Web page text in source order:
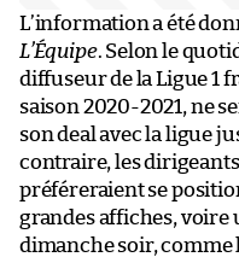
L’information a été
L’Équipe. Selon le
diffuseur de la Ligue 1
saison 2020-2021, ne
son deal avec la ligue
contraire, les
préféreraient se
grandes affiches, voire
dimanche soir, comme